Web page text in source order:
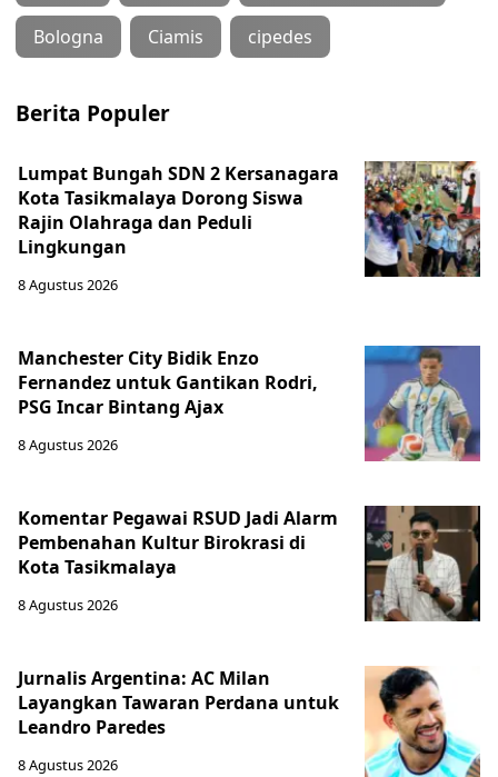
Bologna Ciamis cipedes
Berita Populer
Lumpat Bungah SDN 2 Kersanagara
Kota Tasikmalaya Dorong Siswa
Rajin Olahraga dan Peduli
Lingkungan
8 Agustus 2026
Manchester City Bidik Enzo
Fernandez untuk Gantikan Rodri,
PSG Incar Bintang Ajax
8 Agustus 2026
Komentar Pegawai RSUD Jadi Alarm
Pembenahan Kultur Birokrasi di
Kota Tasikmalaya
8 Agustus 2026
Jurnalis Argentina: AC Milan
Layangkan Tawaran Perdana untuk
Leandro Paredes
8 Agustus 2026